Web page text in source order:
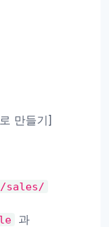
만들기]
sales/
과